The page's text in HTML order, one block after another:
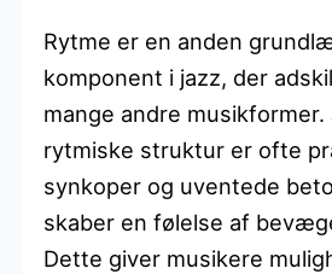
Rytme er en anden
komponent i jazz, der
mange andre musikformer.
rytmiske struktur er ofte
synkoper og uventede
skaber en følelse af
Dette giver musikere